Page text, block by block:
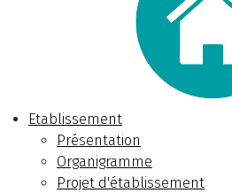
Etablissement
Présentation
Organigramme
Projet d'établissement